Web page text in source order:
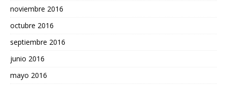
noviembre 2016
octubre 2016
septiembre 2016
junio 2016
mayo 2016